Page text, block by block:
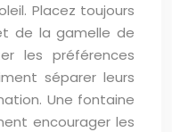
Placez toujours
de la gamelle de
les préférences
séparer leurs
Une fontaine
encourager les